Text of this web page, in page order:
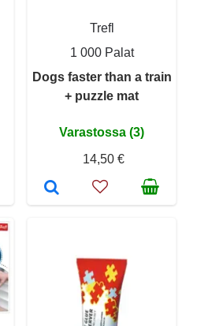
Trefl
1 000 Palat
Dogs faster than a train
+ puzzle mat
Varastossa (3)
14,50 €